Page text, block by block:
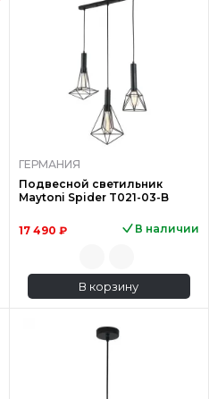
ГЕРМАНИЯ
Подвесной светильник
Maytoni Spider T021-03-B
17 490 ₽ В наличии
В корзину